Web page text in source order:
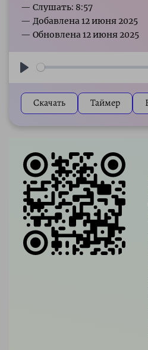
— Слушать: 8:57
Скачать Таймер